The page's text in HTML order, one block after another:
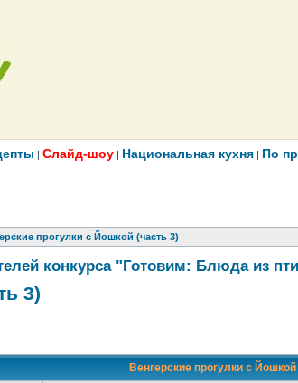
| Слайд-шоу | Национальная кухня | По
прогулки с Йошкой (часть 3)
конкурса "Готовим: Блюда из
3)
Венгерские прогулки с Йошкой